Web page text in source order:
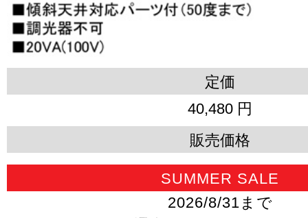
定価
40,480 円
販売価格
SUMMER SALE
2026/8/31まで